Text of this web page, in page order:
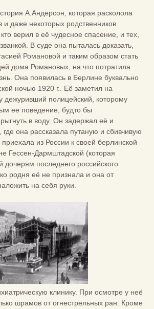
А.Андерсон, которая расколола
и даже некоторых родственников
верил в её чудесное спасение, и тех,
В суде она пыталась доказать,
Романовой и таким образом стать
дома Романовых, на что потратила
Она появилась в Берлине буквально
ночью 1920 г.. Её заметил на
дежуривший полицейский, которому
ее поведение, будто бы
в воду. Он задержал её и
где она рассказала путаную и сбивчивую
из России к своей берлинской
Гессен-Дармштадской (которая
дочерям последнего российского
родня её не признала и она от
на себя руки.
клинику. При осмотре у неё
шрамов от огнестрельных ран. Кроме